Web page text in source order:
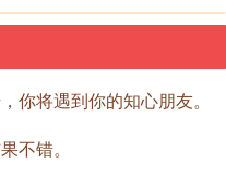
你将遇到你的知心朋友。
不错。